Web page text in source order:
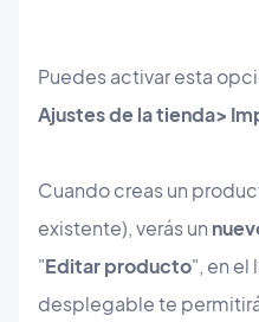
Puedes activar esta
Ajustes de la tienda>
Cuando creas un
existente), verás un
"Editar producto", en el
desplegable te